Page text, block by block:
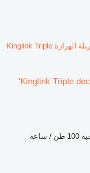
جديد آلة الغربلة الهزازة Kinglink Triple
Kinglink Triple
100 طن / ساعة